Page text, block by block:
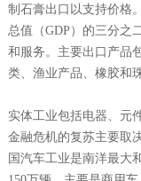
制石膏出口以支持价格
总值（GDP）的三分之
和服务。主要出口产品
类、渔业产品、橡胶和
实体工业包括电器、元
金融危机的复苏主要取
国汽车工业是南洋最大